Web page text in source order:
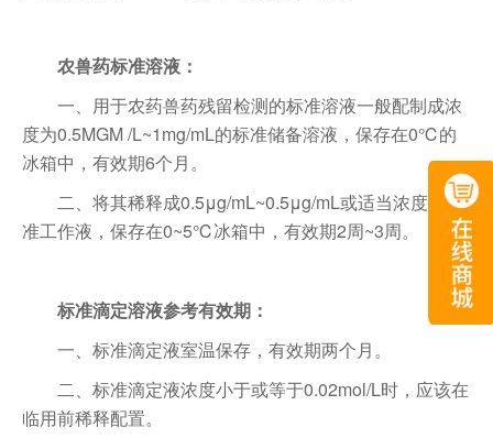
农兽药标准溶液：
一、用于农药兽药残留检测的标准溶液一般配制成浓
度为0.5MGM /L~1mg/mL的标准储备溶液，保存在0℃的
冰箱中，有效期6个月。
二、将其稀释成0.5μg/mL~0.5μg/mL或适当浓度的标
准工作液，保存在0~5℃冰箱中，有效期2周~3周。
标准滴定溶液参考有效期：
一、标准滴定液室温保存，有效期两个月。
二、标准滴定液浓度小于或等于0.02mol/L时，应该在
临用前稀释配置。